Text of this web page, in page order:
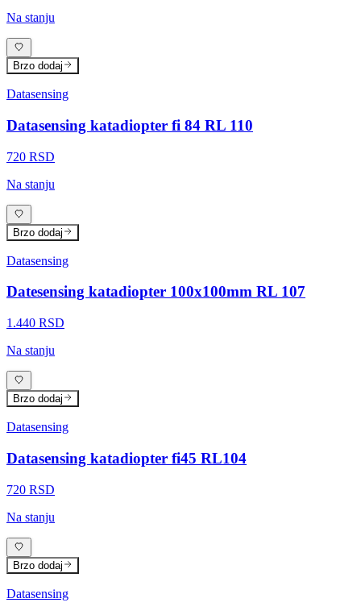
Na stanju
Brzo dodaj
Datasensing
Datasensing katadiopter fi 84 RL 110
720 RSD
Na stanju
Brzo dodaj
Datasensing
Datesensing katadiopter 100x100mm RL 107
1.440 RSD
Na stanju
Brzo dodaj
Datasensing
Datasensing katadiopter fi45 RL104
720 RSD
Na stanju
Brzo dodaj
Datasensing